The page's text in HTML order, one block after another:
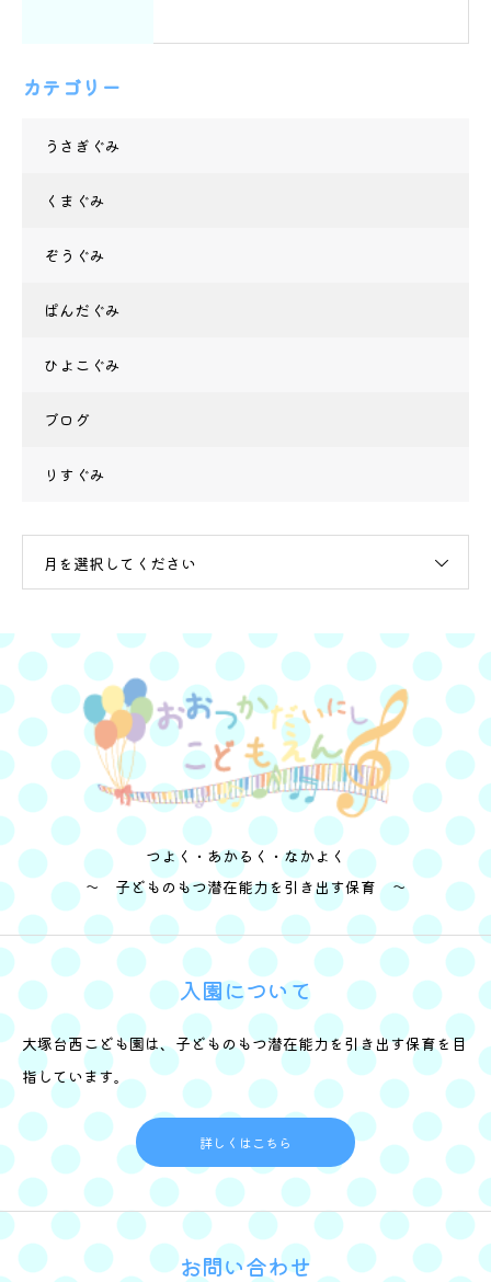
カテゴリー
うさぎぐみ
くまぐみ
ぞうぐみ
ぱんだぐみ
ひよこぐみ
ブログ
りすぐみ
月を選択してください
つよく・あかるく・なかよく
～ 子どものもつ潜在能力を引き出す保育 ～
入園について
大塚台西こども園は、子どものもつ潜在能力を引き出す保育を目
指しています。
詳しくはこちら
お問い合わせ